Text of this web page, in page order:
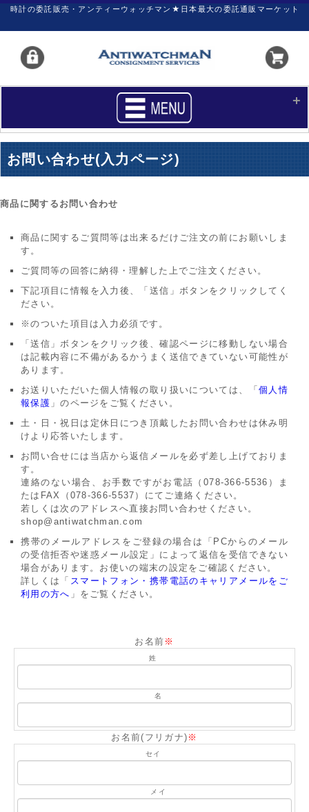
時計の委託販売・アンティーウォッチマン★日本最大の委託通販マーケット
買いたい 売りたい
サポート
新着リスト 価格ダウン
カレンダープライス ファイナルボックス
お問い合わせ(入力ページ)
商品に関するお問い合わせ
商品に関するご質問等は出来るだけご注文の前にお願いしま
す。
ご質問等の回答に納得・理解した上でご注文ください。
下記項目に情報を入力後、「送信」ボタンをクリックしてく
ださい。
※のついた項目は入力必須です。
「送信」ボタンをクリック後、確認ページに移動しない場合
は記載内容に不備があるかうまく送信できていない可能性が
あります。
お送りいただいた個人情報の取り扱いについては、「 個人情
報保護 」のページをご覧ください。
土・日・祝日は定休日につき頂戴したお問い合わせは休み明
けより応答いたします。
お問い合せには当店から返信メールを必ず差し上げておりま
す。
連絡のない場合、お手数ですがお電話（078-366-5536）ま
たはFAX（078-366-5537）にてご連絡ください。
若しくは次のアドレスへ直接お問い合わせください。
shop@antiwatchman.com
携帯のメールアドレスをご登録の場合は「PCからのメール
の受信拒否や迷惑メール設定」によって返信を受信できない
場合があります。お使いの端末の設定をご確認ください。
詳しくは「 スマートフォン・携帯電話のキャリアメールをご
利用の方へ 」をご覧ください。
お名前 ※
姓
名
お名前(フリガナ) ※
セイ
メイ